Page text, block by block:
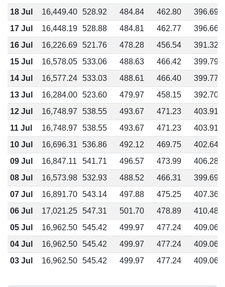
18 Jul
16,449.40 528.92 484.84 462.80
396.69
17 Jul
16,448.19 528.88 484.81 462.77
396.66
16 Jul
16,226.69 521.76 478.28 456.54
391.32
15 Jul
16,578.05 533.06 488.63 466.42
399.79
14 Jul
16,577.24 533.03 488.61 466.40
399.77
13 Jul
16,284.00 523.60 479.97 458.15
392.70
12 Jul
16,748.97 538.55 493.67 471.23
403.91
11 Jul
16,748.97 538.55 493.67 471.23
403.91
10 Jul
16,696.31 536.86 492.12 469.75
402.64
09 Jul
16,847.11 541.71 496.57 473.99
406.28
08 Jul
16,573.98 532.93 488.52 466.31
399.69
07 Jul
16,891.70 543.14 497.88 475.25
407.36
06 Jul
17,021.25 547.31 501.70 478.89
410.48
05 Jul
16,962.50 545.42 499.97 477.24
409.06
04 Jul
16,962.50 545.42 499.97 477.24
409.06
03 Jul
16,962.50 545.42 499.97 477.24 409.06